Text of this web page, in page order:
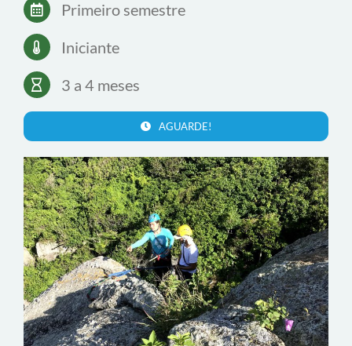
Prevenção de acidentes
escalada em rocha
Em breve
Primeiro semestre
Iniciante
3 a 4 meses
AGUARDE!